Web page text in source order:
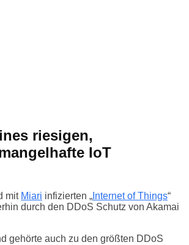
riesigen,
IoT
mit Miari infizierten „ Internet of Things“
durch den DDoS Schutz von Akamai
gehörte auch zu den größten DDoS